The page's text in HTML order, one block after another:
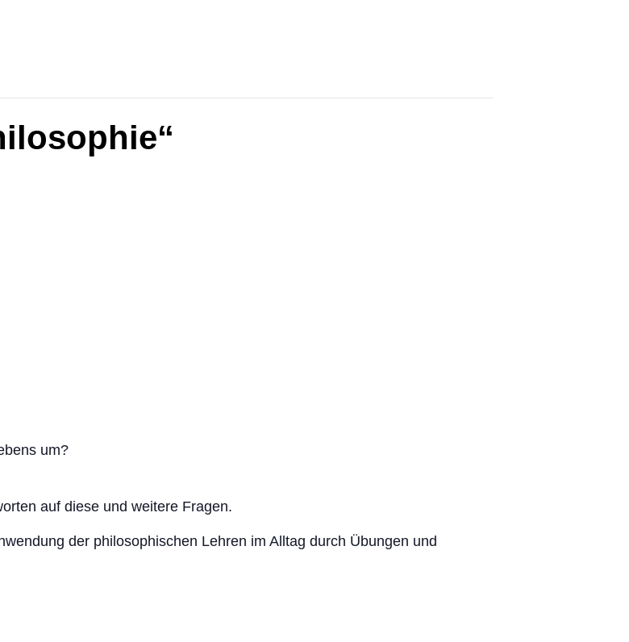
um?
auf diese und weitere Fragen.
der philosophischen Lehren im Alltag durch Übungen und